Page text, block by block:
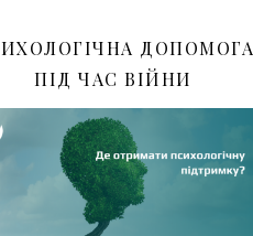
ДОПОМОГА
ПІД ЧАС ВІЙНИ